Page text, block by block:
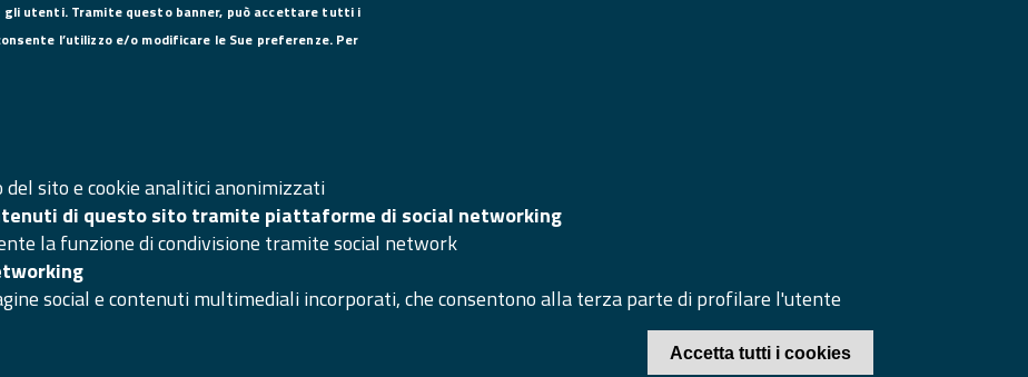
DATI PER LA FATTURAZIONE
Accesso redazione sito
© 2020 Camera di Commercio di Caserta
utenti. Tramite questo banner, può accettare tutti i
l’utilizzo e/o modificare le Sue preferenze. Per
sito e cookie analitici anonimizzati
di questo sito tramite piattaforme di social networking
la funzione di condivisione tramite social network
social e contenuti multimediali incorporati, che consentono alla terza parte di profilare l'utente
Accetta tutti i cookies